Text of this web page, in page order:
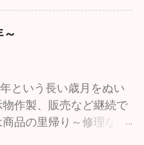
きますが、要は受粉を
を品種として固まるま
を繰り返すことをいい
る人たちにとってより
で品種改良とも言うわ
収穫量を減らしたり、
という長い歳月をぬい
物作製、販売など継続で
品の里帰り～修理な